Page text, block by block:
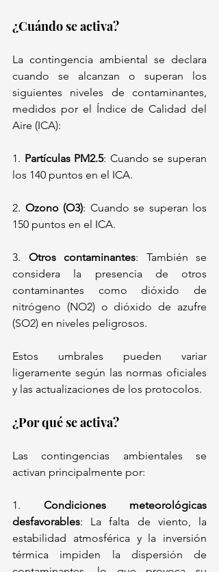
¿Cuándo se activa?
La contingencia ambiental se declara
cuando se alcanzan o superan los
siguientes niveles de contaminantes,
medidos por el Índice de Calidad del
Aire (ICA):
1.⁠ ⁠Partículas PM2.5: Cuando se superan
los 140 puntos en el ICA.
2.⁠ ⁠Ozono (O3): Cuando se superan los
150 puntos en el ICA.
3.⁠ ⁠Otros contaminantes: También se
considera la presencia de otros
contaminantes como dióxido de
nitrógeno (NO2) o dióxido de azufre
(SO2) en niveles peligrosos.
Estos umbrales pueden variar
ligeramente según las normas oficiales
y las actualizaciones de los protocolos.
¿Por qué se activa?
Las contingencias ambientales se
activan principalmente por:
1. Condiciones meteorológicas
desfavorables: La falta de viento, la
estabilidad atmosférica y la inversión
térmica impiden la dispersión de